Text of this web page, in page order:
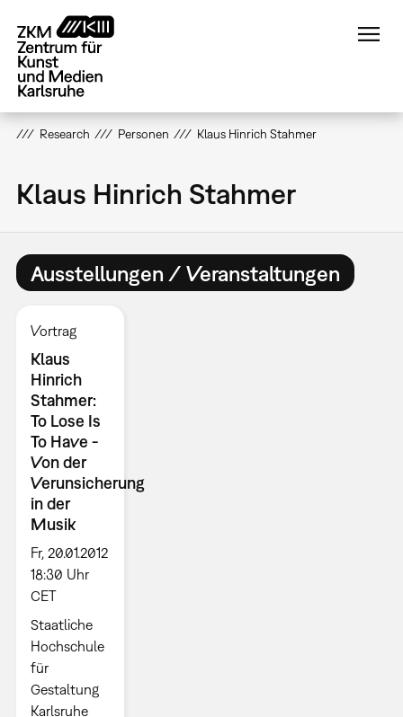
zum
Inhalt
Research Personen Klaus Hinrich Stahmer
Klaus Hinrich Stahmer
Ausstellungen / Veranstaltungen
Vortrag
Klaus
Hinrich
Stahmer:
To Lose Is
To Have -
Von der
Verunsicherung
in der
Musik
Fr, 20.01.2012
18:30 Uhr
CET
Staatliche
Hochschule
für
Gestaltung
Karlsruhe